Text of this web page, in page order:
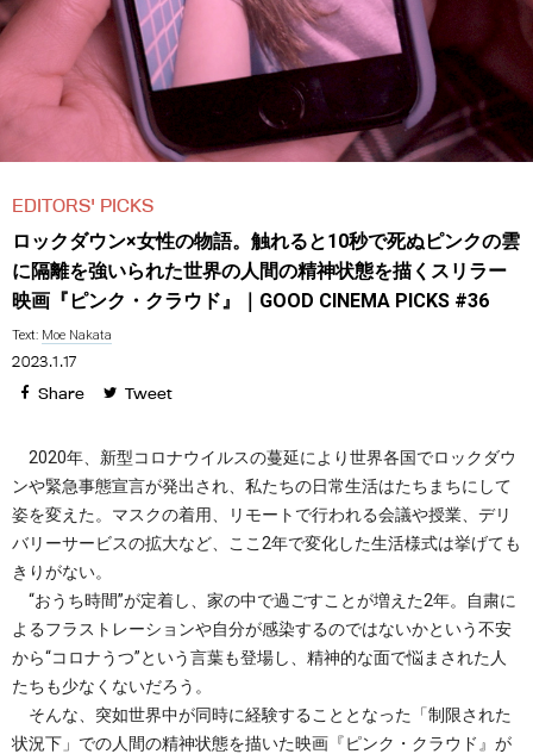
EDITORS' PICKS
ロックダウン×女性の物語。触れると10秒で死ぬピンクの雲
に隔離を強いられた世界の人間の精神状態を描くスリラー
映画『ピンク・クラウド』｜GOOD CINEMA PICKS #36
Text: Moe Nakata
2023.1.17
Share Tweet
2020年、新型コロナウイルスの蔓延により世界各国でロックダウ
ンや緊急事態宣言が発出され、私たちの日常生活はたちまちにして
姿を変えた。マスクの着用、リモートで行われる会議や授業、デリ
バリーサービスの拡大など、ここ2年で変化した生活様式は挙げても
きりがない。
“おうち時間”が定着し、家の中で過ごすことが増えた2年。自粛に
よるフラストレーションや自分が感染するのではないかという不安
から“コロナうつ”という言葉も登場し、精神的な面で悩まされた人
たちも少なくないだろう。
そんな、突如世界中が同時に経験することとなった「制限された
状況下」での人間の精神状態を描いた映画『ピンク・クラウド』が